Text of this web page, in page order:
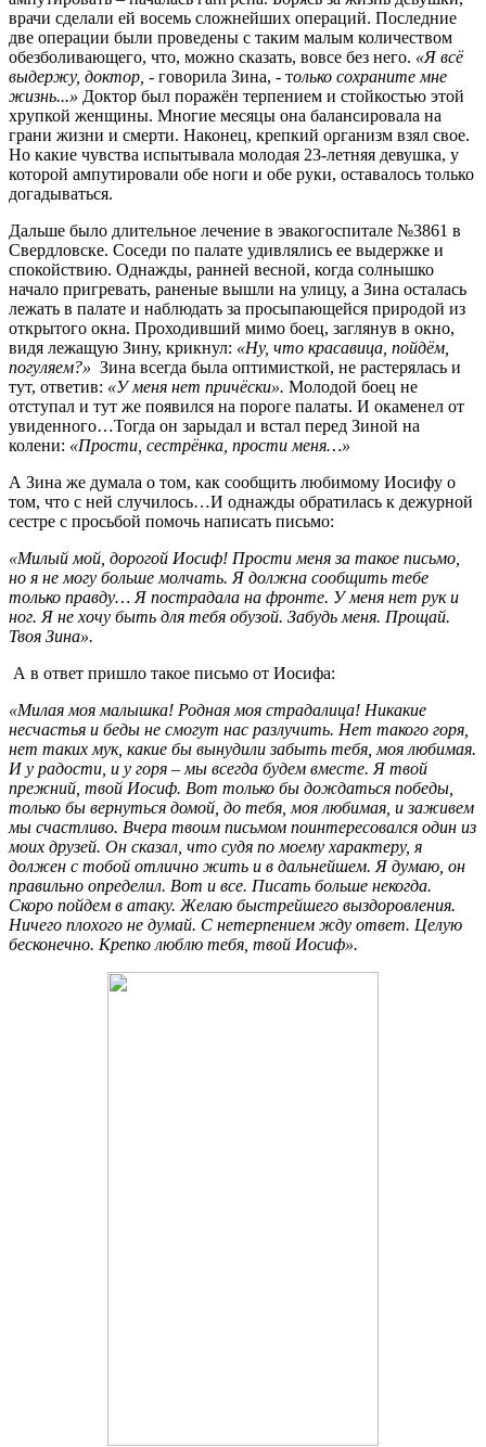
врачи сделали ей восемь сложнейших операций. Последние
две операции были проведены с таким малым количеством
обезболивающего, что, можно сказать, вовсе без него. «Я всё
выдержу, доктор, - говорила Зина, - только сохраните мне
жизнь...» Доктор был поражён терпением и стойкостью этой
хрупкой женщины. Многие месяцы она балансировала на
грани жизни и смерти. Наконец, крепкий организм взял свое.
Но какие чувства испытывала молодая 23-летняя девушка, у
которой ампутировали обе ноги и обе руки, оставалось только
догадываться.
Дальше было длительное лечение в эвакогоспитале №3861 в
Свердловске. Соседи по палате удивлялись ее выдержке и
спокойствию. Однажды, ранней весной, когда солнышко
начало пригревать, раненые вышли на улицу, а Зина осталась
лежать в палате и наблюдать за просыпающейся природой из
открытого окна. Проходивший мимо боец, заглянув в окно,
видя лежащую Зину, крикнул: «Ну, что красавица, пойдём,
погуляем?» Зина всегда была оптимисткой, не растерялась и
тут, ответив: «У меня нет причёски». Молодой боец не
отступал и тут же появился на пороге палаты. И окаменел от
увиденного…Тогда он зарыдал и встал перед Зиной на
колени: «Прости, сестрёнка, прости меня…»
А Зина же думала о том, как сообщить любимому Иосифу о
том, что с ней случилось…И однажды обратилась к дежурной
сестре с просьбой помочь написать письмо:
«Милый мой, дорогой Иосиф! Прости меня за такое письмо,
но я не могу больше молчать. Я должна сообщить тебе
только правду… Я пострадала на фронте. У меня нет рук и
ног. Я не хочу быть для тебя обузой. Забудь меня. Прощай.
Твоя Зина».
А в ответ пришло такое письмо от Иосифа:
«Милая моя малышка! Родная моя страдалица! Никакие
несчастья и беды не смогут нас разлучить. Нет такого горя,
нет таких мук, какие бы вынудили забыть тебя, моя любимая.
И у радости, и у горя – мы всегда будем вместе. Я твой
прежний, твой Иосиф. Вот только бы дождаться победы,
только бы вернуться домой, до тебя, моя любимая, и заживем
мы счастливо. Вчера твоим письмом поинтересовался один из
моих друзей. Он сказал, что судя по моему характеру, я
должен с тобой отлично жить и в дальнейшем. Я думаю, он
правильно определил. Вот и все. Писать больше некогда.
Скоро пойдем в атаку. Желаю быстрейшего выздоровления.
Ничего плохого не думай. С нетерпением жду ответ. Целую
бесконечно. Крепко люблю тебя, твой Иосиф».